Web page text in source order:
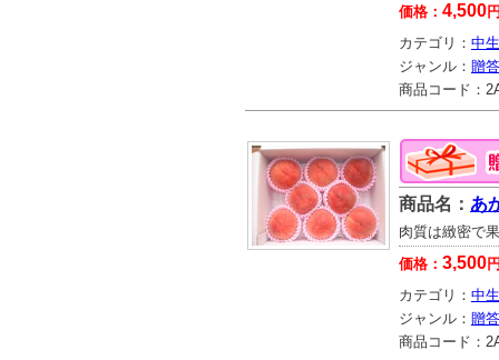
価格： 4,500
カテゴリ： 中
ジャンル： 贈
商品コード：
商品名： あ
肉質は緻密で
価格： 3,500
カテゴリ： 中
ジャンル： 贈
商品コード：